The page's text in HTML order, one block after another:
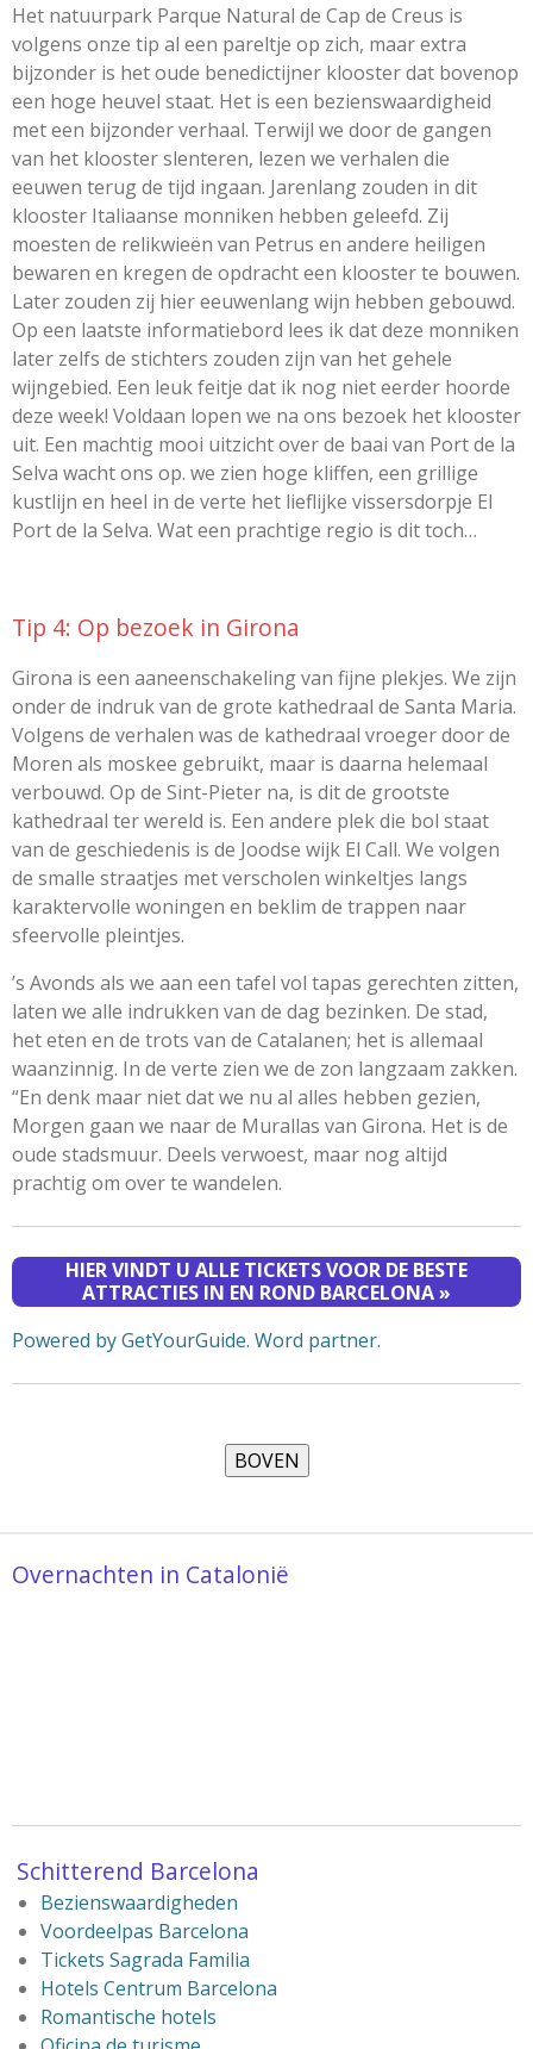
Het natuurpark Parque Natural de Cap de Creus is
volgens onze tip al een pareltje op zich, maar extra
bijzonder is het oude benedictijner klooster dat bovenop
een hoge heuvel staat. Het is een bezienswaardigheid
met een bijzonder verhaal. Terwijl we door de gangen
van het klooster slenteren, lezen we verhalen die
eeuwen terug de tijd ingaan. Jarenlang zouden in dit
klooster Italiaanse monniken hebben geleefd. Zij
moesten de relikwieën van Petrus en andere heiligen
bewaren en kregen de opdracht een klooster te bouwen.
Later zouden zij hier eeuwenlang wijn hebben gebouwd.
Op een laatste informatiebord lees ik dat deze monniken
later zelfs de stichters zouden zijn van het gehele
wijngebied. Een leuk feitje dat ik nog niet eerder hoorde
deze week! Voldaan lopen we na ons bezoek het klooster
uit. Een machtig mooi uitzicht over de baai van Port de la
Selva wacht ons op. we zien hoge kliffen, een grillige
kustlijn en heel in de verte het lieflijke vissersdorpje El
Port de la Selva. Wat een prachtige regio is dit toch…
Tip 4: Op bezoek in Girona
Girona is een aaneenschakeling van fijne plekjes. We zijn
onder de indruk van de grote kathedraal de Santa Maria.
Volgens de verhalen was de kathedraal vroeger door de
Moren als moskee gebruikt, maar is daarna helemaal
verbouwd. Op de Sint-Pieter na, is dit de grootste
kathedraal ter wereld is. Een andere plek die bol staat
van de geschiedenis is de Joodse wijk El Call. We volgen
de smalle straatjes met verscholen winkeltjes langs
karaktervolle woningen en beklim de trappen naar
sfeervolle pleintjes.
’s Avonds als we aan een tafel vol tapas gerechten zitten,
laten we alle indrukken van de dag bezinken. De stad,
het eten en de trots van de Catalanen; het is allemaal
waanzinnig. In de verte zien we de zon langzaam zakken.
“En denk maar niet dat we nu al alles hebben gezien,
Morgen gaan we naar de Murallas van Girona. Het is de
oude stadsmuur. Deels verwoest, maar nog altijd
prachtig om over te wandelen.
HIER VINDT U ALLE TICKETS VOOR DE BESTE
ATTRACTIES IN EN ROND BARCELONA »
Powered by GetYourGuide. Word partner.
Overnachten in Catalonië
Schitterend Barcelona
Bezienswaardigheden
Voordeelpas Barcelona
Tickets Sagrada Familia
Hotels Centrum Barcelona
Romantische hotels